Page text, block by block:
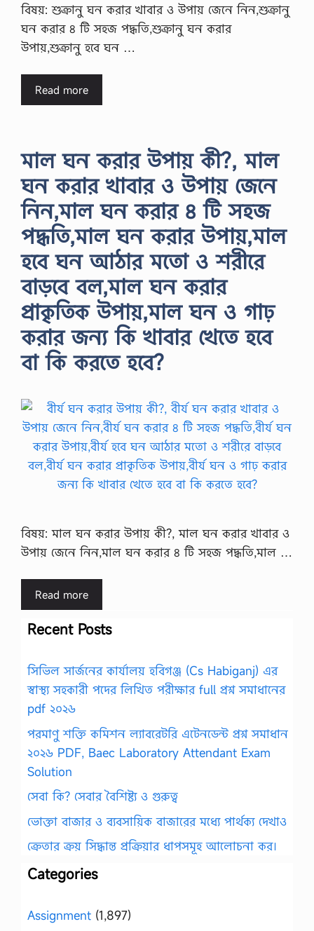
বিষয়: শুক্রানু ঘন করার খাবার ও উপায় জেনে নিন,শুক্রানু
ঘন করার ৪ টি সহজ পদ্ধতি,শুক্রানু ঘন করার
উপায়,শুক্রানু হবে ঘন …
Read more
মাল ঘন করার উপায় কী?, মাল
ঘন করার খাবার ও উপায় জেনে
নিন,মাল ঘন করার ৪ টি সহজ
পদ্ধতি,মাল ঘন করার উপায়,মাল
হবে ঘন আঠার মতো ও শরীরে
বাড়বে বল,মাল ঘন করার
প্রাকৃতিক উপায়,মাল ঘন ও গাঢ়
করার জন্য কি খাবার খেতে হবে
বা কি করতে হবে?
বিষয়: মাল ঘন করার উপায় কী?, মাল ঘন করার খাবার ও
উপায় জেনে নিন,মাল ঘন করার ৪ টি সহজ পদ্ধতি,মাল …
Read more
Recent Posts
সিভিল সার্জনের কার্যালয় হবিগঞ্জ (Cs Habiganj) এর
স্বাস্থ্য সহকারী পদের লিখিত পরীক্ষার full প্রশ্ন সমাধানের
pdf ২০২৬
পরমাণু শক্তি কমিশন ল্যাবরেটরি এটেনডেন্ট প্রশ্ন সমাধান
২০২৬ PDF, Baec Laboratory Attendant Exam
Solution
সেবা কি? সেবার বৈশিষ্ট্য ও গুরুত্ব
ভোক্তা বাজার ও ব্যবসায়িক বাজারের মধ্যে পার্থক্য দেখাও
ক্রেতার ক্রয় সিদ্ধান্ত প্রক্রিয়ার ধাপসমূহ আলোচনা কর।
Categories
Assignment (1,897)